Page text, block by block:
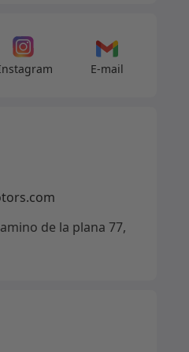
E-mail
de la plana 77,